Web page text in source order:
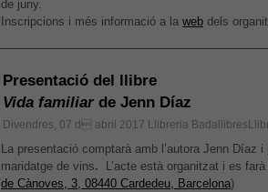
de juny.
Inscripcions i més informació a laweb dels
Presentació del llibre
Vida familiarde Jenn Díaz
Divendres, 07 d abril 2017 Llibreria
La presentació comptarà amb l’autora Jenn Díaz
maridatge de vins. L’acte està organitzat i es
de Cànoves, 3, 08440 Cardedeu, Barcelona)